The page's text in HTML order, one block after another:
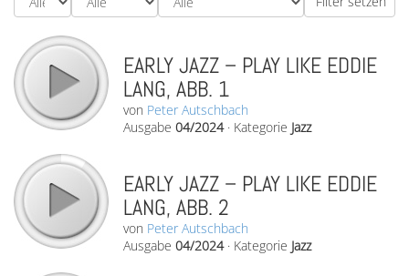
EARLY JAZZ – PLAY LIKE EDDIE
LANG, ABB. 1
von Peter Autschbach
Ausgabe 04/2024· Kategorie Jazz
EARLY JAZZ – PLAY LIKE EDDIE
LANG, ABB. 2
von Peter Autschbach
Ausgabe 04/2024· Kategorie Jazz